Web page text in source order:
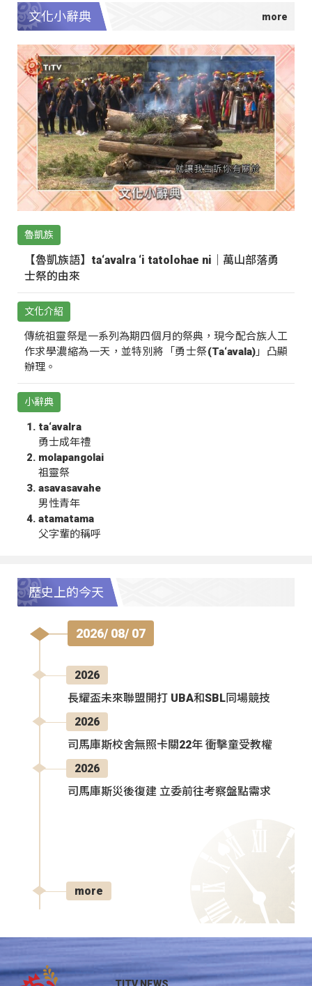
文化小辭典
魯凱族
【魯凱族語】ta‘avalra ‘i tatolohae ni｜萬山部落勇
士祭的由來
文化介紹
傳統祖靈祭是一系列為期四個月的祭典，現今配合族人工
作求學濃縮為一天，並特別將「勇士祭(Ta‘avala)」凸顯
辦理。
小辭典
ta‘avalra
勇士成年禮
molapangolai
祖靈祭
asavasavahe
男性青年
atamatama
父字輩的稱呼
歷史上的今天
2026/ 08/ 07
2026
長耀盃未來聯盟開打 UBA和SBL同場競技
2026
司馬庫斯校舍無照卡關22年 衝擊童受教權
2026
司馬庫斯災後復建 立委前往考察盤點需求
more